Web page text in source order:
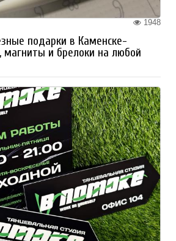
1948
подарки в Каменске-
магниты и брелоки на любой